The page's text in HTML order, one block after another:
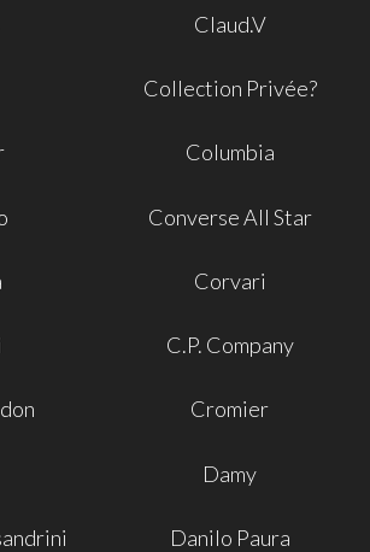
Claud.V
Collection Privée?
Columbia
Converse All Star
Corvari
C.P. Company
Cromier
Damy
Danilo Paura